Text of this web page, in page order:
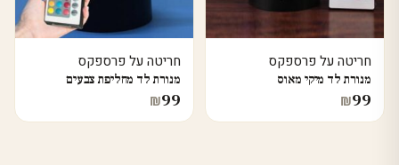
חריטה על פרספקס
מנורת לד מיקי מאוס
₪99
חריטה על פרספקס
מנורת לד מחליפת צבעים
₪99